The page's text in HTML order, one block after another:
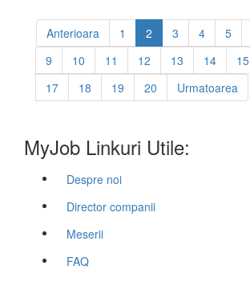
Anterioara 1 2 3 4 5
9
10 11 12 13 14 15
17
18 19 20 Urmatoarea
MyJob Linkuri Utile:
Despre noi
Director companii
Meserii
FAQ